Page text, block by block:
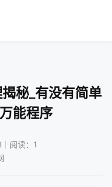
秘_有没有简单
能程序
阅读：1